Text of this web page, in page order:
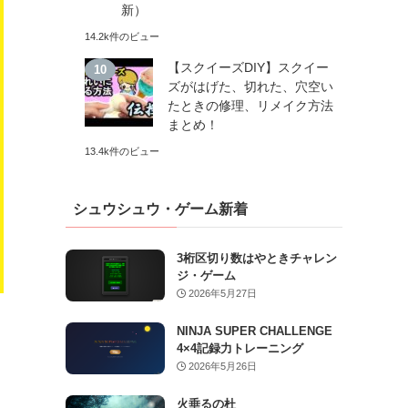
新）
14.2k件のビュー
【スクイーズDIY】スクイー
ズがはげた、切れた、穴空い
たときの修理、リメイク方法
まとめ！
13.4k件のビュー
シュウシュウ・ゲーム新着
3桁区切り数はやときチャレン
ジ・ゲーム
2026年5月27日
NINJA SUPER CHALLENGE
4×4記録力トレーニング
2026年5月26日
火垂るの杜